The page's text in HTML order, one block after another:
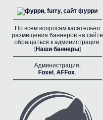
По всем вопросам касательно
размещения баннеров на сайте
обращаться к администрации.
[Наши баннеры]
Администрация:
Foxel , AFFox.